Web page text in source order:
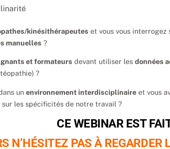
kinésithérapeutes et vous vous interrogez
manuelles ?
et formateurs devant utiliser les données
?
un environnement interdisciplinaire et vous
sur les spécificités de notre travail ?
CE WEBINAR EST
N’HÉSITEZ PAS À